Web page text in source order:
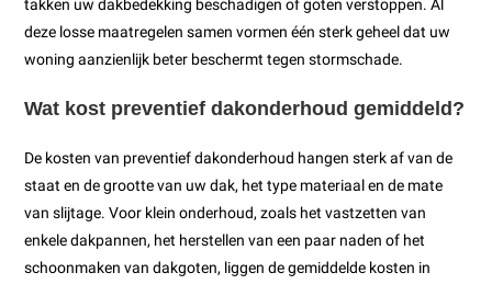
takken uw dakbedekking beschadigen of goten verstoppen. Al
deze losse maatregelen samen vormen één sterk geheel dat uw
woning aanzienlijk beter beschermt tegen stormschade.
Wat kost preventief dakonderhoud gemiddeld?
De kosten van preventief dakonderhoud hangen sterk af van de
staat en de grootte van uw dak, het type materiaal en de mate
van slijtage. Voor klein onderhoud, zoals het vastzetten van
enkele dakpannen, het herstellen van een paar naden of het
schoonmaken van dakgoten, liggen de gemiddelde kosten in